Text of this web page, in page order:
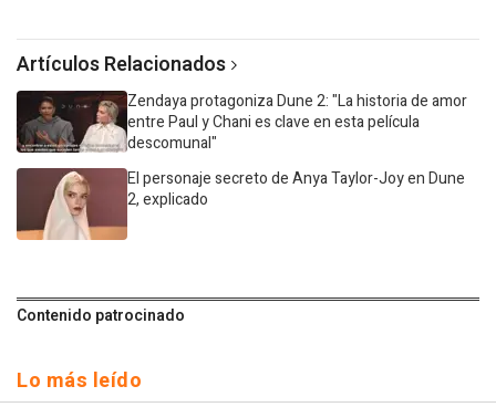
Artículos Relacionados
Zendaya protagoniza Dune 2: "La historia de amor
entre Paul y Chani es clave en esta película
descomunal"
El personaje secreto de Anya Taylor-Joy en Dune
2, explicado
Contenido patrocinado
Lo más leído